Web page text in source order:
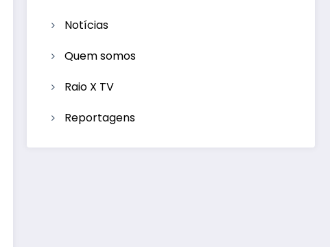
Notícias
Quem somos
Raio X TV
Reportagens